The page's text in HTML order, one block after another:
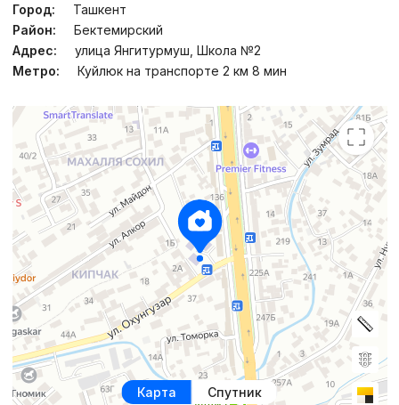
(77) 488-1...
Город:
Ташкент
Район:
Бектемирский
Адрес:
улица Янгитурмуш, Школа №2
Метро:
Куйлюк на транспорте 2 км 8 мин
Карта Спутник